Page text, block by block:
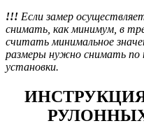
!!! Если замер
снимать, как минимум, в
считать минимальное
размеры нужно снимать по
установки.